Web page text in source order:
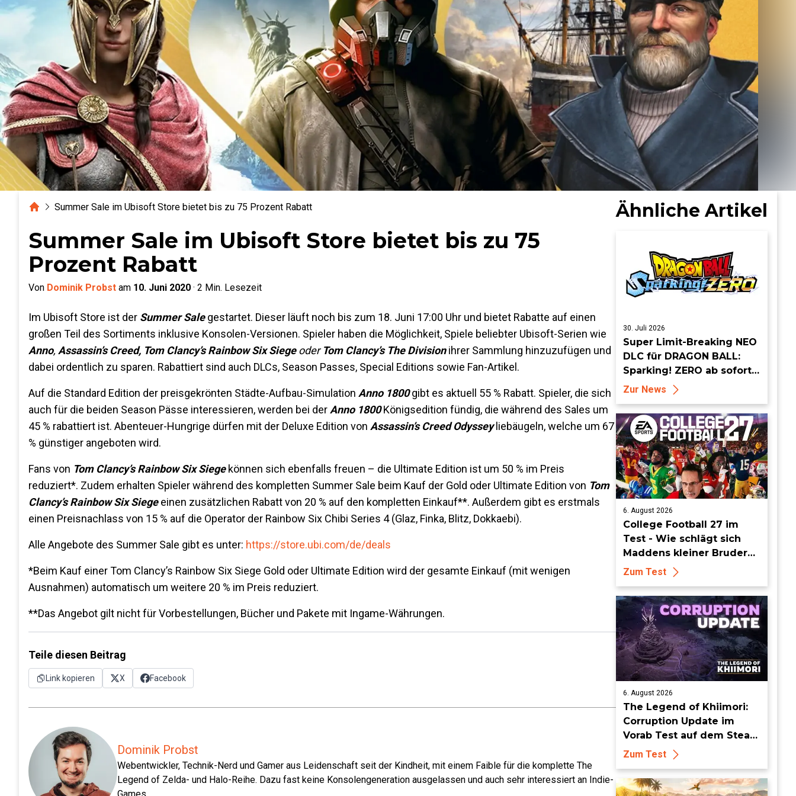
HomeSummer Sale im Ubisoft Store bietet bis zu 75 Prozent Rabatt
Summer Sale im Ubisoft Store bietet bis zu 75
Prozent Rabatt
Von Dominik Probst am 10. Juni 2020 · 2 Min. Lesezeit
Im Ubisoft Store ist der Summer Salegestartet. Dieser läuft noch bis zum 18. Juni 17:00 Uhr und bietet Rabatte auf einen
großen Teil des Sortiments inklusive Konsolen-Versionen. Spieler haben die Möglichkeit, Spiele beliebter Ubisoft-Serien wie
Anno, Assassin’s Creed, Tom Clancy’s Rainbow Six SiegeoderTom Clancy’s The Divisionihrer Sammlung hinzuzufügen und
dabei ordentlich zu sparen. Rabattiert sind auch DLCs, Season Passes, Special Editions sowie Fan-Artikel.
Auf die Standard Edition der preisgekrönten Städte-Aufbau-Simulation Anno 1800gibt es aktuell 55 % Rabatt. Spieler, die sich
auch für die beiden Season Pässe interessieren, werden bei der Anno 1800Königsedition fündig, die während des Sales um
45 % rabattiert ist. Abenteuer-Hungrige dürfen mit der Deluxe Edition von Assassin’s Creed Odysseyliebäugeln, welche um 67
% günstiger angeboten wird.
Fans von Tom Clancy’s Rainbow Six Siegekönnen sich ebenfalls freuen – die Ultimate Edition ist um 50 % im Preis
reduziert*. Zudem erhalten Spieler während des kompletten Summer Sale beim Kauf der Gold oder Ultimate Edition von Tom
Clancy’s Rainbow Six Siegeeinen zusätzlichen Rabatt von 20 % auf den kompletten Einkauf**. Außerdem gibt es erstmals
einen Preisnachlass von 15 % auf die Operator der Rainbow Six Chibi Series 4 (Glaz, Finka, Blitz, Dokkaebi).
Alle Angebote des Summer Sale gibt es unter: https://store.ubi.com/de/deals
*Beim Kauf einer Tom Clancy’s Rainbow Six Siege Gold oder Ultimate Edition wird der gesamte Einkauf (mit wenigen
Ausnahmen) automatisch um weitere 20 % im Preis reduziert.
**Das Angebot gilt nicht für Vorbestellungen, Bücher und Pakete mit Ingame-Währungen.
Teile diesen Beitrag
Link kopieren X Facebook
Dominik Probst
Webentwickler, Technik-Nerd und Gamer aus Leidenschaft seit der Kindheit, mit einem Faible für die komplette The
Legend of Zelda- und Halo-Reihe. Dazu fast keine Konsolengeneration ausgelassen und auch sehr interessiert an Indie-
Games.
Ähnliche Artikel
30. Juli 2026
Super Limit-Breaking NEO
DLC für DRAGON BALL:
Sparking! ZERO ab sofort
erhältlich
Zur News
6. August 2026
College Football 27 im
Test - Wie schlägt sich
Maddens kleiner Bruder
dieses Jahr?
Zum Test
6. August 2026
The Legend of Khiimori:
Corruption Update im
Vorab Test auf dem Steam
Deck - Die Idylle bekommt
dunkle Risse
Zum Test